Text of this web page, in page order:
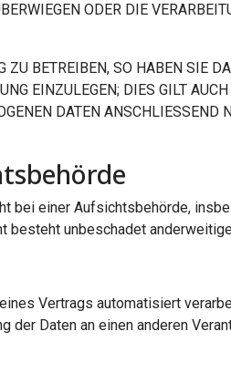
ODER DIE
BETREIBEN, SO HABEN SIE
EINZULEGEN; DIES GILT
DATEN
bei einer Aufsichtsbehörde,
unbeschadet
Vertrags automatisiert
Daten an einen anderen